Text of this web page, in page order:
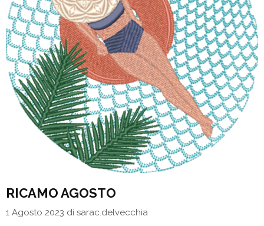
RICAMO AGOSTO
1 Agosto 2023 di sarac.delvecchia